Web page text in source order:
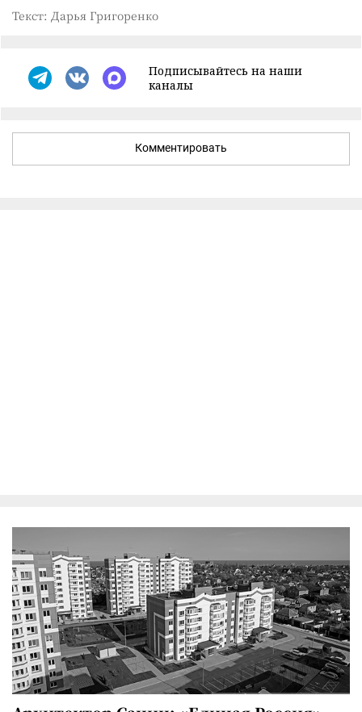
Текст: Дарья Григоренко
Подписывайтесь на наши
каналы
Комментировать